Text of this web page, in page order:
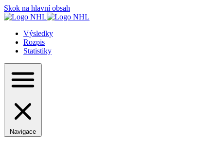
Skok na hlavní obsah
Výsledky
Rozpis
Statistiky
Navigace